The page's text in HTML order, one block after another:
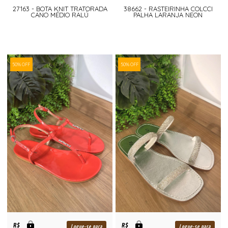
27163 - BOTA KNIT TRATORADA
CANO MÉDIO RALÚ
38662 - RASTEIRINHA COLCCI
PALHA LARANJA NEON
50% OFF
Logue-se para
50% OFF
Logue-se para